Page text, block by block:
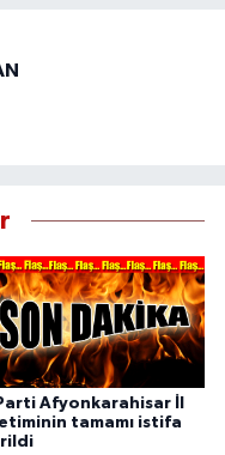
Afyonkarahisar İl
tamamı istifa